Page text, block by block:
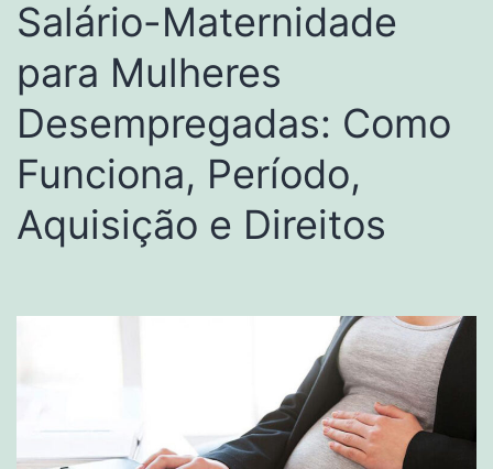
Salário-Maternidade
para Mulheres
Desempregadas: Como
Funciona, Período,
Aquisição e Direitos